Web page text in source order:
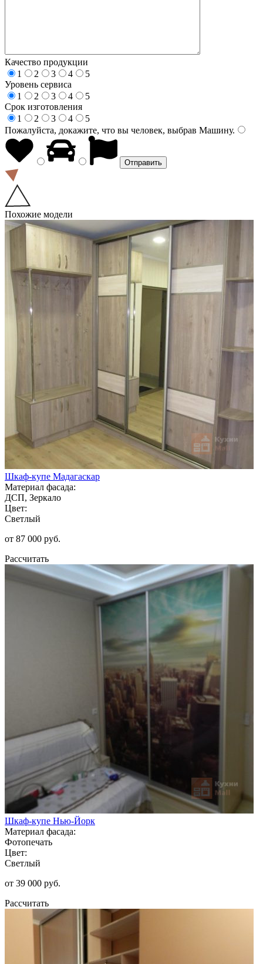
Качество продукции
1
2 3 4
5
Уровень сервиса
1
2 3 4
5
Срок изготовления
1
2 3 4
5
Пожалуйста, докажите, что вы человек, выбрав Машину.
Похожие модели
Шкаф-купе Мадагаскар
Материал фасада:
ДСП, Зеркало
Цвет:
Светлый
от 87 000 руб.
Рассчитать
Шкаф-купе Нью-Йорк
Материал фасада:
Фотопечать
Цвет:
Светлый
от 39 000 руб.
Рассчитать